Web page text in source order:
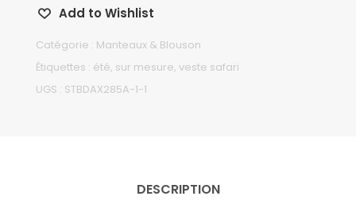
Add to Wishlist
UGS : STBDAX285A-1-1
Catégorie : Manteaux & Blouson
Étiquettes : été, sur mesure, veste safari
DESCRIPTION